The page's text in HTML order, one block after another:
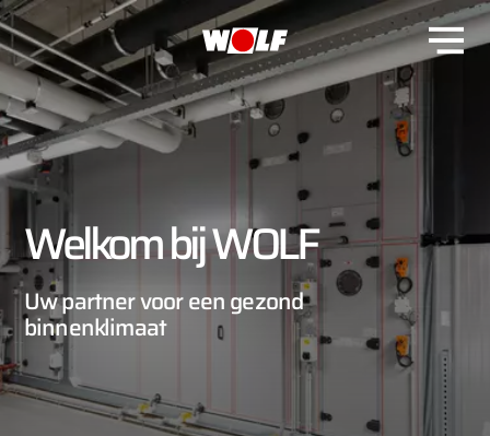
Welkom bij WOLF
Uw partner voor een gezond
binnenklimaat